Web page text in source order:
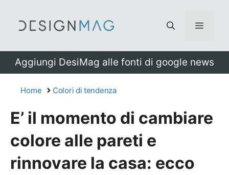
Menu
Aggiungi DesiMag alle fonti di google news
Home Colori di tendenza
E’ il momento di cambiare
colore alle pareti e
rinnovare la casa: ecco